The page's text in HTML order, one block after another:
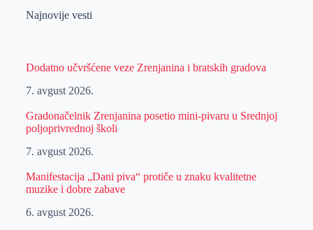
Najnovije vesti
Dodatno učvršćene veze Zrenjanina i bratskih gradova
7. avgust 2026.
Gradonačelnik Zrenjanina posetio mini-pivaru u Srednjoj
poljoprivrednoj školi
7. avgust 2026.
Manifestacija „Dani piva“ protiče u znaku kvalitetne
muzike i dobre zabave
6. avgust 2026.